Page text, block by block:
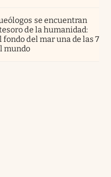
se encuentran
de la humanidad:
del mar una de las 7
mundo